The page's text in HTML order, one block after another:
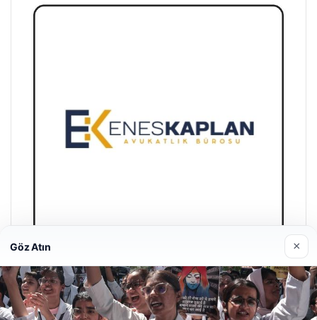
Enes Kaplan Avukatlık Bürosu
28/04/2026
Göz Atın ×